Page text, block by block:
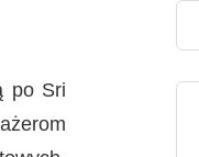
po Sri